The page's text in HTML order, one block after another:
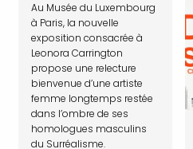
Au Musée du Luxembourg
à Paris, la nouvelle
exposition consacrée à
Leonora Carrington
propose une relecture
bienvenue d’une artiste
femme longtemps restée
dans l’ombre de ses
homologues masculins
du Surréalisme.